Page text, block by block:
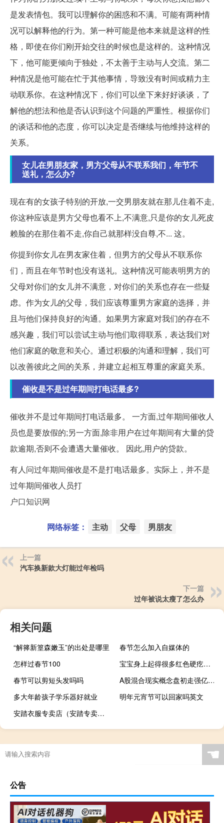
是发表情包。我可以理解你的困惑和不满。可能有两种情
况可以解释他的行为。第一种可能是他本来就是这样的性
格，即使在你们刚开始交往的时候也是这样的。这种情况
下，他可能更倾向于独处，不太善于主动与人交流。第二
种情况是他可能在忙于其他事情，导致没有时间或精力主
动联系你。在这种情况下，你们可以坐下来好好谈谈，了
解他的想法和他是否认识到这个问题的严重性。根据你们
的谈话和他的态度，你可以决定是否继续与他维持这样的
关系。
女儿在男朋友家，男方父母从不联系我们，年节不
送礼，怎么办?
现在有的女孩子特别的开放,一交男朋友就在那儿住着不走,
你这种应该是男方父母也看不上,不满意,只是你的女儿死皮
赖脸的在那住着不走,你自己就那样没自尊,不... 这。
你提到你女儿在男友家住着，但男方的父母从不联系你
们，而且在年节时也没有送礼。这种情况可能表明男方的
父母对你们的女儿并不满意，对你们的关系也存在一些疑
虑。作为女儿的父母，我们应该尊重男方家庭的选择，并
且与他们保持良好的沟通。如果男方家庭对我们的存在不
感兴趣，我们可以尝试主动与他们取得联系，表达我们对
他们家庭的敬意和关心。通过积极的沟通和理解，我们可
以改善彼此之间的关系，并建立起相互尊重的家庭关系。
催收是不是过年期间打电话最多?
催收并不是过年期间打电话最多。 一方面,过年期间催收人
员也是要放假的;另一方面,除非用户在过年期间有大量的贷
款逾期,否则不会遭遇大量催收。 因此,用户的贷款。
有人问过年期间催收是不是打电话最多。实际上，并不是
过年期间催收人员打
户口知识网
网络标签： 主动 父母 男朋友
上一篇
汽车换新款大灯能过年检吗
下一篇
过年被说太瘦了怎么办
相关问题
“解箨新篁森嫩玉”的出处是哪里
春节怎么加入自媒体的
怎样过春节100
宝宝身上起得很多红色硬疙瘩是什么（宝宝身上起硬的红疙瘩是什么病引起的）
春节可以剪短头发吗吗
A股混合现实概念盘初走强亿道信息、双象股份涨超5%联得装备涨超4%歌尔股份、智立方等跟涨
多大年龄孩子学乐器好就业
明年元宵节可以回家吗英文
安踏衣服专卖店（安踏专卖店衣服价格）
☚
公告